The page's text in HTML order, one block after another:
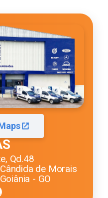
Qd.48
de Morais
- GO